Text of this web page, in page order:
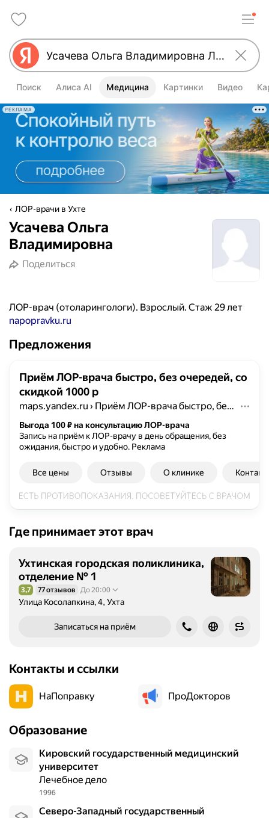
Поиск Алиса AI Медицина Картинки Видео
РЕКЛАМА
ЛОР-врачи в Ухте
Усачева Ольга
Владимировна
Поделиться
ЛОР-врач (отоларингологи). Взрослый. Стаж 29 лет
napopravku.ru
Предложения
Приём ЛОР-врача быстро, без очередей, со
скидкой 1000 р
maps.yandex.ru › Приём ЛОР-врача быстро, без очередей, со скидкой 1000 р
Выгода 100 ₽ на консультацию ЛОР-врача
Запись на приём к ЛОР-врачу в день обращения, без
ожидания, быстро и удобно. Реклама
Все цены Отзывы О клинике
Где принимает этот врач
Ухтинская городская поликлиника,
отделение № 1
Рейтинг 3,7 из 5
3,7 77 отзывов До 20:00
Улица Косолапкина, 4, Ухта
Записаться на приём
Контакты и ссылки
НаПоправку ПроДокторов
Образование
Кировский государственный медицинский
университет
Лечебное дело
1996
Северо-Западный государственный